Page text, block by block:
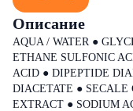
Описание
AQUA / WATER ●
ETHANE SULFONIC
ACID ● DIPEPTIDE
DIACETATE ● SECALE
EXTRACT ● SODIUM